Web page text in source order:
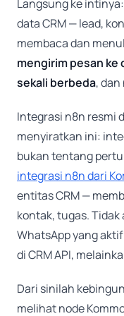
Langsung ke
data CRM — lead,
membaca dan
mengirim pesan ke
sekali berbeda,
Integrasi n8n resmi
menyiratkan ini:
bukan tentang
integrasi n8n dari
entitas CRM —
kontak, tugas.
WhatsApp yang
di CRM API,
Dari sinilah
melihat node